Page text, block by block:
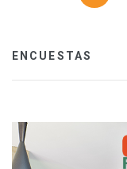
ENCUESTAS